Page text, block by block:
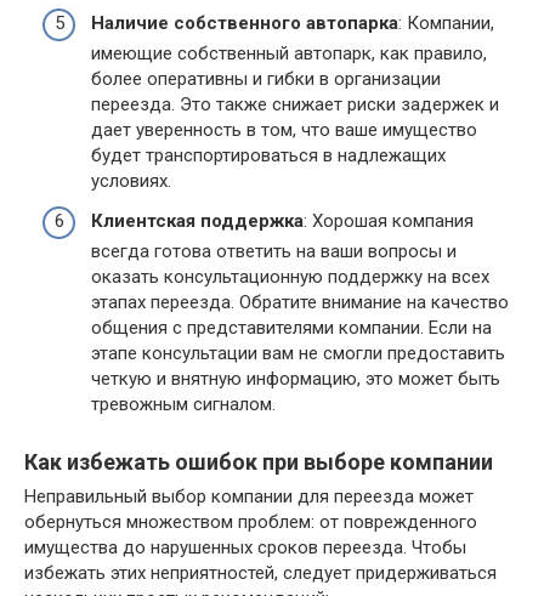
Наличие собственного автопарка: Компании,
имеющие собственный автопарк, как правило,
более оперативны и гибки в организации
переезда. Это также снижает риски задержек и
дает уверенность в том, что ваше имущество
будет транспортироваться в надлежащих
условиях.
Клиентская поддержка: Хорошая компания
всегда готова ответить на ваши вопросы и
оказать консультационную поддержку на всех
этапах переезда. Обратите внимание на качество
общения с представителями компании. Если на
этапе консультации вам не смогли предоставить
четкую и внятную информацию, это может быть
тревожным сигналом.
Как избежать ошибок при выборе компании
Неправильный выбор компании для переезда может
обернуться множеством проблем: от поврежденного
имущества до нарушенных сроков переезда. Чтобы
избежать этих неприятностей, следует придерживаться